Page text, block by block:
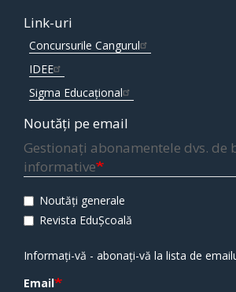
Link-uri
Concursurile Cangurul
IDEE
Sigma Educațional
Noutăți pe email
Gestionați abonamentele dvs. de
informative
Noutăți generale
Revista EduȘcoală
Informați-vă - abonați-vă la lista de
Email